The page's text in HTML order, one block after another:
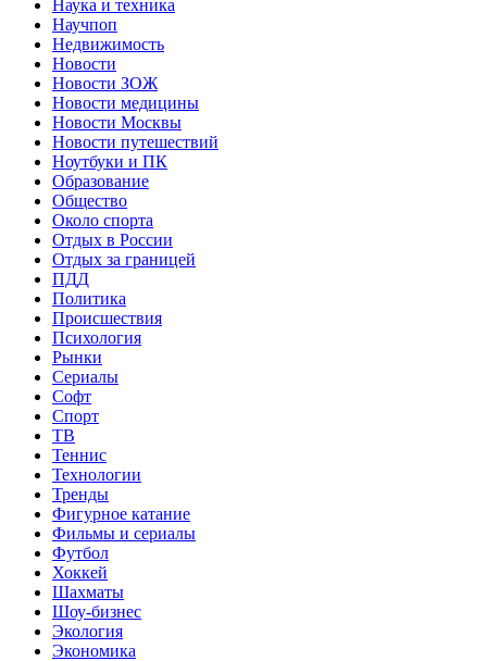
Наука и техника
Научпоп
Недвижимость
Новости
Новости ЗОЖ
Новости медицины
Новости Москвы
Новости путешествий
Ноутбуки и ПК
Образование
Общество
Около спорта
Отдых в России
Отдых за границей
ПДД
Политика
Происшествия
Психология
Рынки
Сериалы
Софт
Спорт
ТВ
Теннис
Технологии
Тренды
Фигурное катание
Фильмы и сериалы
Футбол
Хоккей
Шахматы
Шоу-бизнес
Экология
Экономика